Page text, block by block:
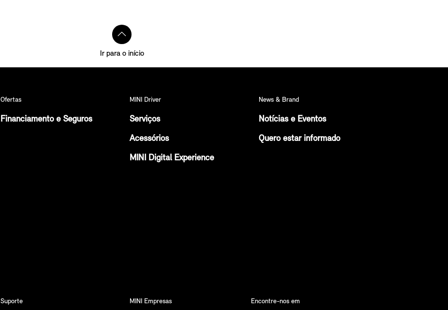
Ir para o início
Ofertas
Financiamento e Seguros
MINI Driver
Serviços
Acessórios
MINI Digital Experience
News & Brand
Notícias e Eventos
Quero estar informado
Suporte MINI Empresas Encontre-nos em